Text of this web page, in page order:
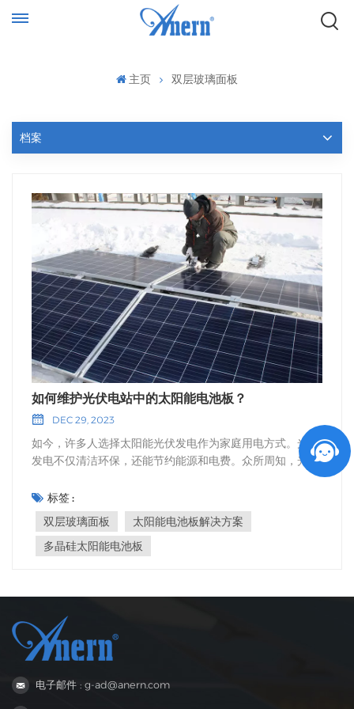
主页 双层玻璃面板
档案
如何维护光伏电站中的太阳能电池板？
DEC 29, 2023
如今，许多人选择太阳能光伏发电作为家庭用电方式。光伏
发电不仅清洁环保，还能节约能源和电费。众所周知，光伏
电站是高质量、高价值、高需求的产品。正确使用太阳能电
池板，不仅能保证电站的发电量，还能延长其使用寿命。因
此，电站安装后的维护保养尤为重要。今天，本文也将重点
探讨光伏电站中太阳能电池板的维护保养问题。 1. 定期清洁
太阳能电池板是至关重要的一步自从 太阳能电池板 太阳能
收效率，因此需要定期清洁。您可以使用软毛刷、清洁剂和
水进行清洁，清洁后务必彻底晾干，以防止水渍残留。切勿
使用腐蚀性溶剂清洁或用硬物擦拭。冬季下雪时，应及时清
理积雪。 2. 检查太阳能电池板支架和连接部件是否牢固，
进行防腐处理。太阳能电池板通常通过支架安装在地面或屋
标签 :
双层玻璃面板
太阳能电池板解决方案
多晶硅太阳能电池板
电子邮件 : g-ad@anern.com